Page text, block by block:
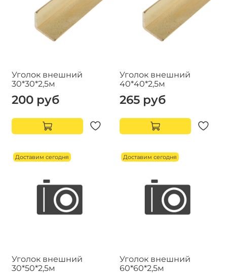
Уголок внешний
30*30*2,5м
200 руб
Уголок внешний
40*40*2,5м
265 руб
Доставим сегодня
Уголок внешний
30*50*2,5м
Доставим сегодня
Уголок внешний
60*60*2,5м